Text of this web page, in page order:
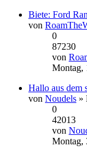
Biete: Ford
von
0
87230
von
Montag,
Hallo aus dem
von Noudels »
0
42013
von
Montag,